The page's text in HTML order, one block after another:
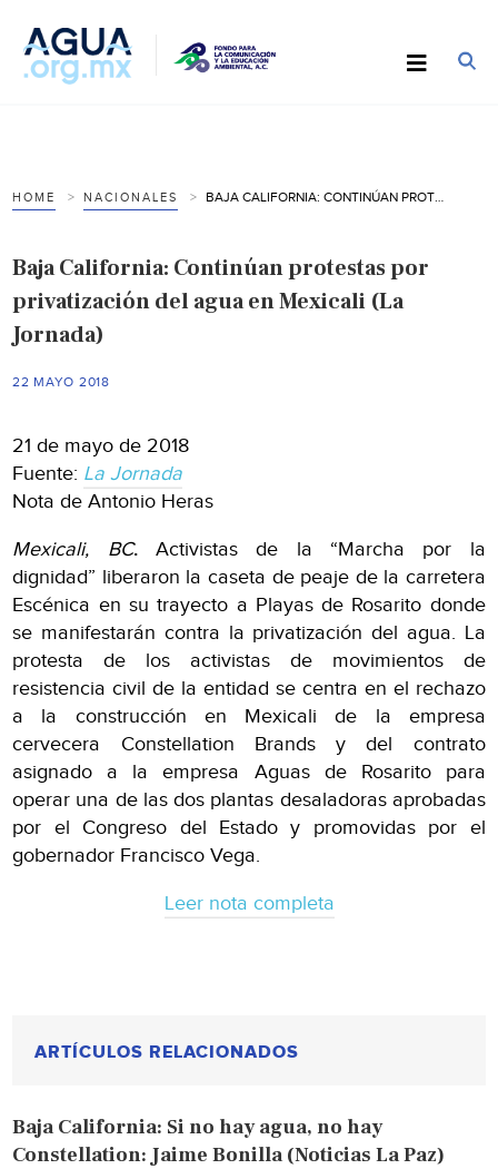
HOME NACIONALES
Baja California: Continúan protestas por
privatización del agua en Mexicali (La
Jornada)
22 MAYO 2018
21 de mayo de 2018
Fuente: La Jornada
Nota de Antonio Heras
Mexicali, BC.Activistas de la “Marcha por la
dignidad” liberaron la caseta de peaje de la carretera
Escénica en su trayecto a Playas de Rosarito donde
se manifestarán contra la privatización del agua. La
protesta de los activistas de movimientos de
resistencia civil de la entidad se centra en el rechazo
a la construcción en Mexicali de la empresa
cervecera Constellation Brands y del contrato
asignado a la empresa Aguas de Rosarito para
operar una de las dos plantas desaladoras aprobadas
por el Congreso del Estado y promovidas por el
gobernador Francisco Vega.
Leer nota completa
ARTÍCULOS RELACIONADOS
Baja California: Si no hay agua, no hay
Constellation: Jaime Bonilla (Noticias La Paz)